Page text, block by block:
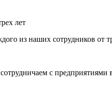
лет
из наших сотрудников
с предприятиями